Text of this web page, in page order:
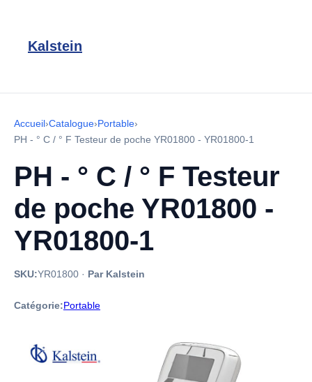
Kalstein
Accueil›Catalogue›Portable›
PH - ° C / ° F Testeur de poche YR01800 - YR01800-1
PH - ° C / ° F Testeur
de poche YR01800 -
YR01800-1
SKU:YR01800 · Par Kalstein
Catégorie:Portable